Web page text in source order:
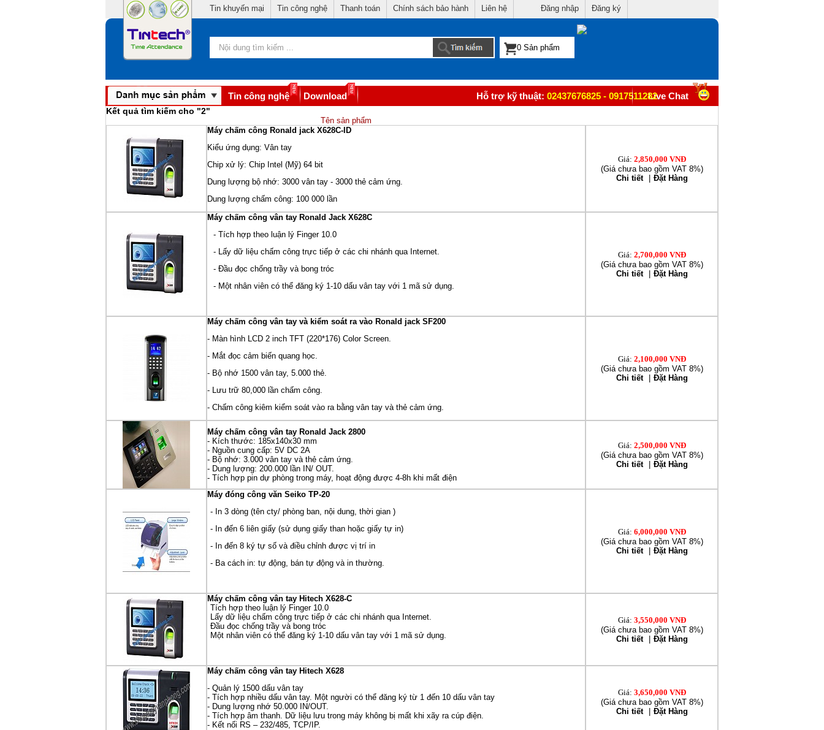
Tin khuyến mại Tin công nghệ Thanh toán Chính sách bảo hành Liên hệ Đăng nhập Đăng ký
Tin công nghệ Download Live Chat
Hỗ trợ kỹ thuật: 02437676825 - 0917511282
Kết quả tìm kiếm cho "2"
Tên sản phẩm
Máy chấm công Ronald jack X628C-ID
Kiểu ứng dụng: Vân tay
Chip xử lý: Chip Intel (Mỹ) 64 bit
Dung lượng bộ nhớ: 3000 vân tay - 3000 thẻ cảm ứng.
Dung lượng chấm công: 100 000 lần
Giá: 2,850,000 VNĐ
(Giá chưa bao gồm VAT 8%)
Chi tiết
Đặt Hàng
Máy chấm công vân tay Ronald Jack X628C
- Tích hợp theo luận lý Finger 10.0
- Lấy dữ liệu chấm công trực tiếp ở các chi nhánh qua Internet.
- Đầu đọc chống trầy và bong tróc
- Một nhân viên có thể đăng ký 1-10 dấu vân tay với 1 mã sử dụng.
Giá: 2,700,000 VNĐ
(Giá chưa bao gồm VAT 8%)
Chi tiết
Đặt Hàng
Máy chấm công vân tay và kiểm soát ra vào Ronald jack SF200
- Màn hình LCD 2 inch TFT (220*176) Color Screen.
- Mắt đọc cảm biến quang học.
- Bộ nhớ 1500 vân tay, 5.000 thẻ.
- Lưu trữ 80,000 lần chấm công.
- Chấm công kiêm kiểm soát vào ra bằng vân tay và thẻ cảm ứng.
Giá: 2,100,000 VNĐ
(Giá chưa bao gồm VAT 8%)
Chi tiết
Đặt Hàng
Máy chấm công vân tay Ronald Jack 2800
- Kích thước: 185x140x30 mm
- Nguồn cung cấp: 5V DC 2A
- Bộ nhớ: 3.000 vân tay và thẻ cảm ứng.
- Dung lượng: 200.000 lần IN/ OUT.
- Tích hợp pin dự phòng trong máy, hoạt động được 4-8h khi mất điện
Giá: 2,500,000 VNĐ
(Giá chưa bao gồm VAT 8%)
Chi tiết
Đặt Hàng
Máy đóng công văn Seiko TP-20
- In 3 dòng (tên cty/ phòng ban, nội dung, thời gian )
- In đến 6 liên giấy (sử dụng giấy than hoặc giấy tự in)
- In đến 8 ký tự số và điều chỉnh được vị trí in
- Ba cách in: tự động, bán tự động và in thường.
Giá: 6,000,000 VNĐ
(Giá chưa bao gồm VAT 8%)
Chi tiết
Đặt Hàng
Máy chấm công vân tay Hitech X628-C
Tích hợp theo luận lý Finger 10.0
Lấy dữ liệu chấm công trực tiếp ở các chi nhánh qua Internet.
Đầu đọc chống trầy và bong tróc
Một nhân viên có thể đăng ký 1-10 dấu vân tay với 1 mã sử dụng.
Giá: 3,550,000 VNĐ
(Giá chưa bao gồm VAT 8%)
Chi tiết
Đặt Hàng
Máy chấm công vân tay Hitech X628
- Quản lý 1500 dấu vân tay
- Tích hợp nhiều dấu vân tay. Một người có thể đăng ký từ 1 đến 10 dấu vân tay
- Dung lượng nhớ 50.000 IN/OUT.
- Tích hợp âm thanh. Dữ liệu lưu trong máy không bị mất khi xãy ra cúp điện.
- Kết nối RS – 232/485, TCP/IP.
Giá: 3,650,000 VNĐ
(Giá chưa bao gồm VAT 8%)
Chi tiết
Đặt Hàng